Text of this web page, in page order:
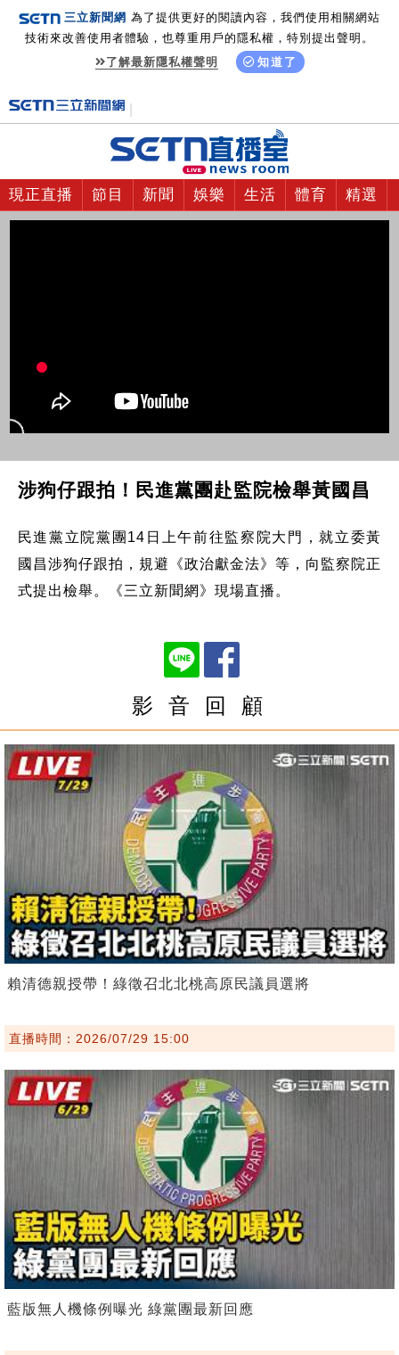
三立新聞網 為了提供更好的閱讀內容，我們使用相關網站
技術來改善使用者體驗，也尊重用戶的隱私權，特別提出聲明。
了解最新隱私權聲明
知道了
現正直播 節目 新聞 娛樂 生活 體育 精選
涉狗仔跟拍！民進黨團赴監院檢舉黃國昌
民進黨立院黨團14日上午前往監察院大門，就立委黃
國昌涉狗仔跟拍，規避《政治獻金法》等，向監察院正
式提出檢舉。《三立新聞網》現場直播。
影 音 回 顧
賴清德親授帶！綠徵召北北桃高原民議員選將
直播時間：2026/07/29 15:00
藍版無人機條例曝光 綠黨團最新回應